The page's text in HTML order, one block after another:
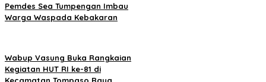
Pemdes Sea Tumpengan Imbau
Warga Waspada Kebakaran
Wabup Vasung Buka Rangkaian
Kegiatan HUT RI ke-81 di